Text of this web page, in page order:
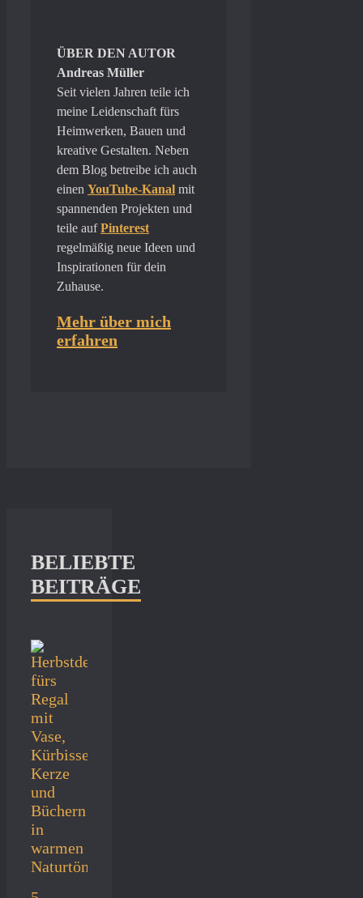
ÜBER DEN AUTOR
Andreas Müller
Seit vielen Jahren teile ich
meine Leidenschaft fürs
Heimwerken, Bauen und
kreative Gestalten. Neben
dem Blog betreibe ich auch
einen YouTube-Kanal mit
spannenden Projekten und
teile aufPinterest
regelmäßig neue Ideen und
Inspirationen für dein
Zuhause.
Mehr über mich
erfahren
BELIEBTE
BEITRÄGE